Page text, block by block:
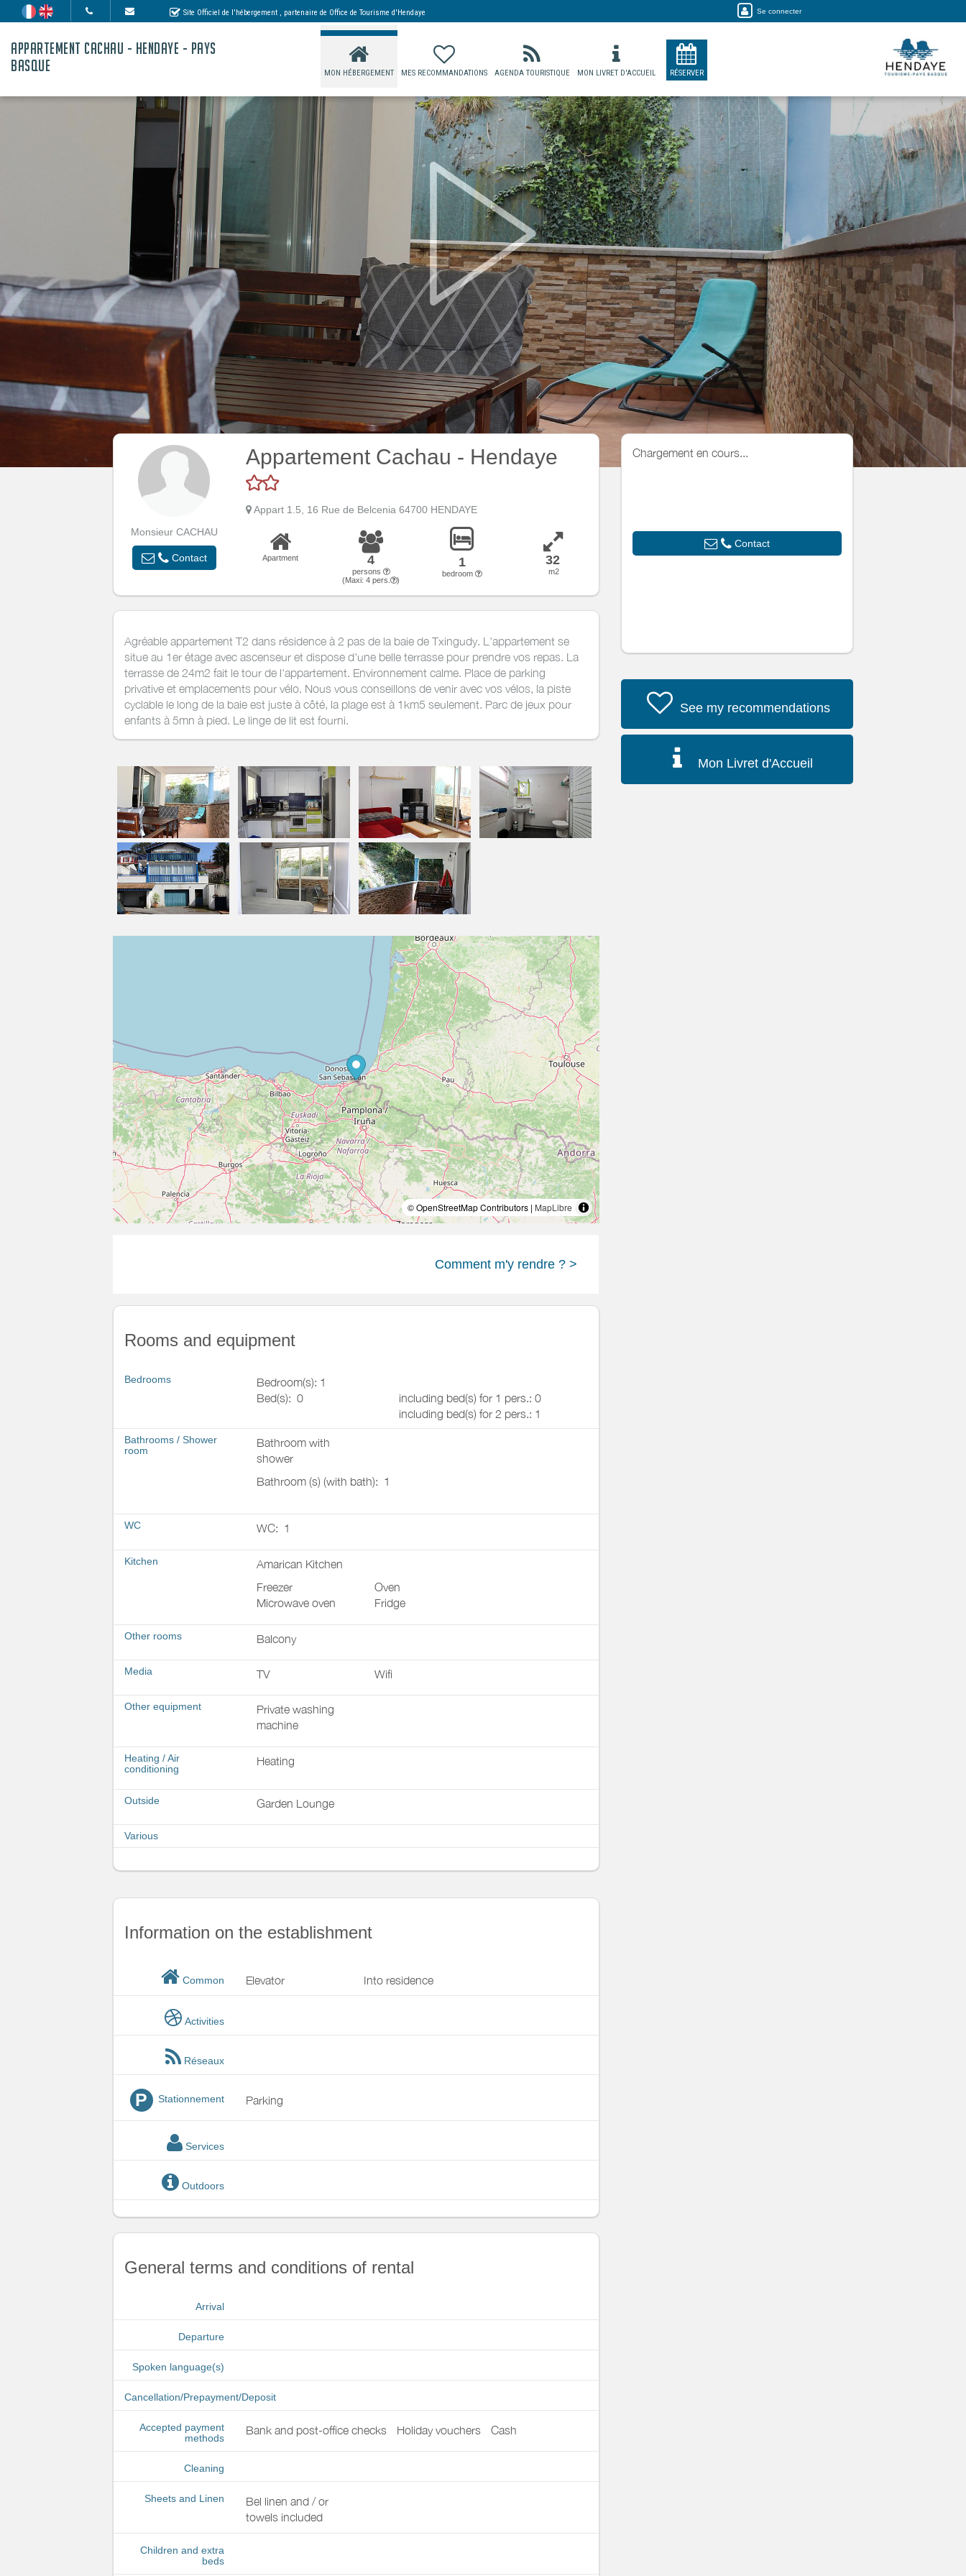
Site Officiel de l'hébergement , partenaire de Office de Tourisme d'Hendaye Se connecter
APPARTEMENT CACHAU - HENDAYE - PAYS
BASQUE
MON HÉBERGEMENT MES RECOMMANDATIONS AGENDA TOURISTIQUE MON LIVRET D'ACCUEIL RÉSERVER
Monsieur CACHAU
Contact
Appartement Cachau - Hendaye
Appart 1.5, 16 Rue de Belcenia 64700 HENDAYE
Apartment 4
persons
(Maxi:4 pers. )
1
bedroom
32
m2
Agréable appartement T2 dans résidence à 2 pas de la baie de Txingudy. L'appartement se
situe au 1er étage avec ascenseur et dispose d'une belle terrasse pour prendre vos repas. La
terrasse de 24m2 fait le tour de l'appartement. Environnement calme. Place de parking
privative et emplacements pour vélo. Nous vous conseillons de venir avec vos vélos, la piste
cyclable le long de la baie est juste à côté, la plage est à 1km5 seulement. Parc de jeux pour
enfants à 5mn à pied. Le linge de lit est fourni.
© OpenStreetMap Contributors | MapLibre
Comment m'y rendre ? >
Rooms and equipment
Bedrooms
Bedroom(s): 1
Bed(s): 0
including bed(s) for 1 pers.: 0
including bed(s) for 2 pers.: 1
Bathrooms / Shower
room
Bathroom with
shower
Bathroom (s) (with bath): 1
WC WC: 1
Kitchen
Amarican Kitchen
Freezer
Oven
Microwave oven
Fridge
Other rooms Balcony
Media TV Wifi
Other equipment
Private washing
machine
Heating / Air
conditioning
Heating
Outside Garden Lounge
Various
Information on the establishment
Common Elevator Into residence
Activities
Réseaux
P Stationnement Parking
Services
Outdoors
General terms and conditions of rental
Arrival
Departure
Spoken language(s)
Cancellation/Prepayment/Deposit
Accepted payment
methods
Bank and post-office checks Holiday vouchers Cash
Cleaning
Sheets and Linen
Bel linen and / or
towels included
Children and extra
beds
Chargement en cours...
Contact
See my recommendations
Mon Livret d'Accueil